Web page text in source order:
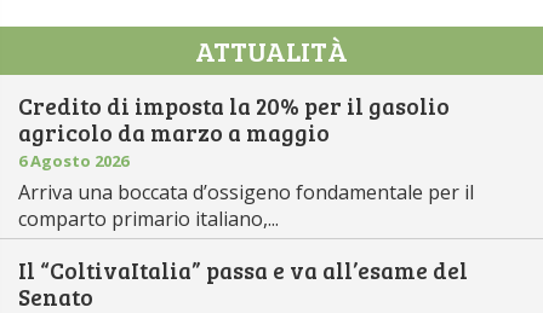
ATTUALITÀ
Credito di imposta la 20% per il gasolio
agricolo da marzo a maggio
6 Agosto 2026
Arriva una boccata d’ossigeno fondamentale per il
comparto primario italiano,...
Il “ColtivaItalia” passa e va all’esame del
Senato